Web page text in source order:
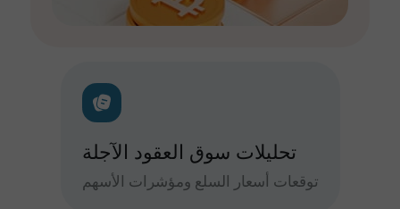
تحليلات سوق العقود الآجلة
توقعات أسعار السلع ومؤشرات الأسهم